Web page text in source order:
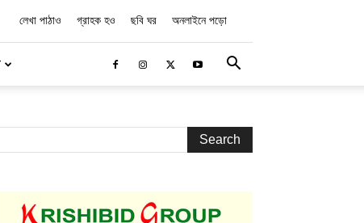
লেখা পাঠাও গ্রাহক হও ছবি ঘর অনলাইনে পড়ো